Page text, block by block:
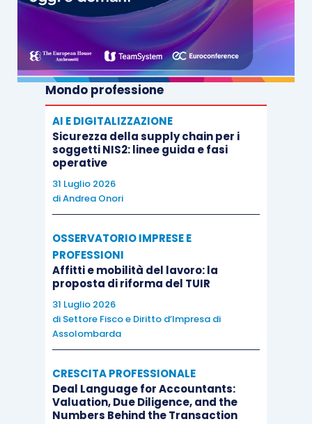
Mondo professione
AI E DIGITALIZZAZIONE
Sicurezza della supply chain per i
soggetti NIS2: linee guida e fasi
operative
31 Luglio 2026
diAndrea Onori
OSSERVATORIO IMPRESE E
PROFESSIONI
Affitti e mobilità del lavoro: la
proposta di riforma del TUIR
31 Luglio 2026
di Settore Fisco e Diritto d’Impresa di
Assolombarda
CRESCITA PROFESSIONALE
Deal Language for Accountants:
Valuation, Due Diligence, and the
Numbers Behind the Transaction